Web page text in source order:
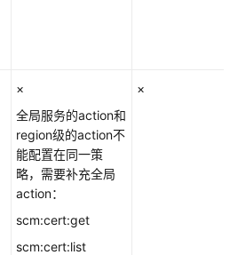
×
全局服务的action和
region级的action不
能配置在同一策
略，需要补充全局
action：
scm:cert:get
scm:cert:list
×